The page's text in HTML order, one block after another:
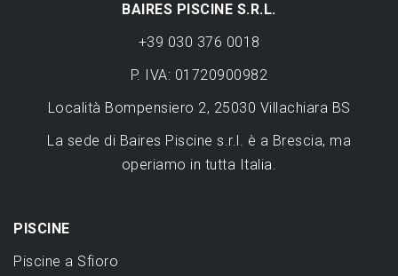
BAIRES PISCINE S.R.L.
+39 030 376 0018
P. IVA: 01720900982
Località Bompensiero 2, 25030 Villachiara BS
La sede di Baires Piscine s.r.l. è a Brescia, ma
operiamo in tutta Italia.
PISCINE
Piscine a Sfioro